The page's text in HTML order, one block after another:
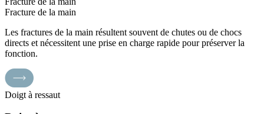
Fracture de la main
Les fractures de la main résultent souvent de chutes ou de chocs
directs et nécessitent une prise en charge rapide pour préserver la
fonction.
Doigt à ressaut